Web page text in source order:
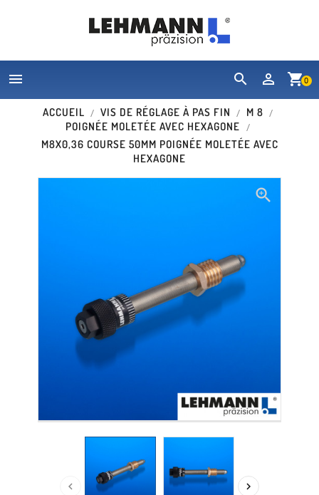
shopping_cart0
 
ACCUEIL VIS DE RÉGLAGE À PAS FIN
M 8
POIGNÉE MOLETÉE AVEC HEXAGONE
M8X0,36 COURSE 50MM POIGNÉE MOLETÉE AVEC
HEXAGONE

 